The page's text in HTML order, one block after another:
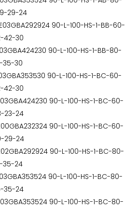
29-24
90-L-100-HS-1-BB-60-
42-30
90-L-100-HS-1-BB-80-
35-30
90-L-100-HS-1-BC-60-
42-30
90-L-100-HS-1-BC-60-
23-24
90-L-100-HS-1-BC-60-
29-24
90-L-100-HS-1-BC-80-
35-24
90-L-100-HS-1-BC-80-
35-24
90-L-100-HS-1-BC-80-